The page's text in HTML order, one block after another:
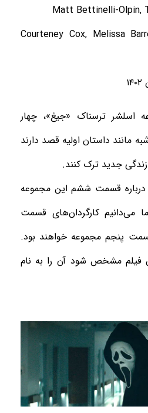
Courteney Cox, Melissa
ترسناک «جیغ»، چهار
مانند‌ داستان اولیه قصد دارند
جدید ترک کنند.
درباره قسمت ششم این مجموعه
می‌دانیم کارگردان‌های قسمت
پنجم مجموعه خواهند بود.
فیلم مشخص شود آن را به نام